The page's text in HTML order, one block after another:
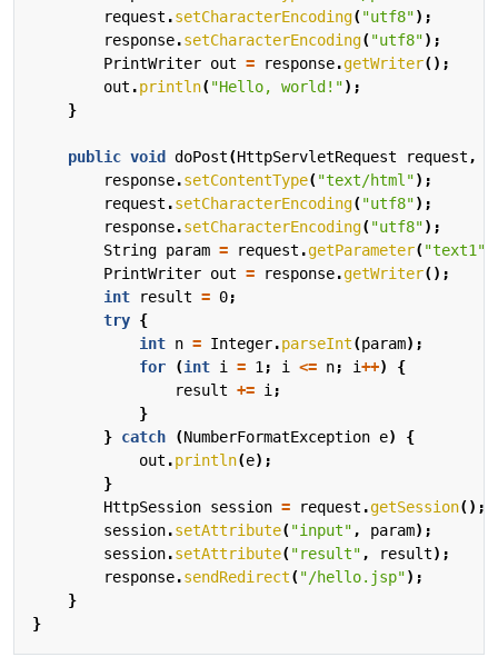
request .setCharacterEncoding("utf8");
response.setCharacterEncoding("utf8");
PrintWriter out = response.getWriter();
out .println("Hello, world!");
}
public void doPost(HttpServletRequest request ,
response.setContentType("text/html");
request .setCharacterEncoding("utf8");
response.setCharacterEncoding("utf8");
String param = request .getParameter("text1"
PrintWriter out = response.getWriter();
int
result = 0;
try {
int n = Integer.parseInt(param);
for
(int i = 1 ; i <= n; i++)
{
result += i ;
}
} catch (NumberFormatException e)
{
out .println(e);
}
HttpSession session = request .getSession();
session.setAttribute("input" , param);
session.setAttribute("result" , result);
response.sendRedirect("/hello.jsp");
}
}